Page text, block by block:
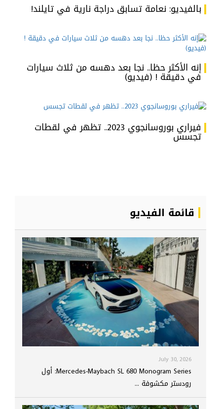
بالفيديو: نعامة تسابق دراجة نارية في تايلند!
إنه الأكثر حظا.. نجا بعد دهسه من ثلاث سيارات
في دقيقة ! (فيديو)
فيراري بوروسانجوي 2023.. تظهر في لقطات
تجسس
قائمة الفيديو
July 30, 2026
Mercedes-Maybach SL 680 Monogram Series: أول
رودستر مكشوفة ...